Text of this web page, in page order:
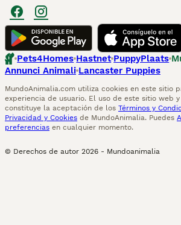
Pets4Homes Hastnet PuppyPlaats
Annunci Animali Lancaster Puppies
MundoAnimalia.com utiliza cookies en este sitio
experiencia de usuario. El uso de este sitio web
constituye la aceptación de los Términos y
Privacidad y Cookies de MundoAnimalia. Puedes
preferencias en cualquier momento.
© Derechos de autor 2026 - Mundoanimalia